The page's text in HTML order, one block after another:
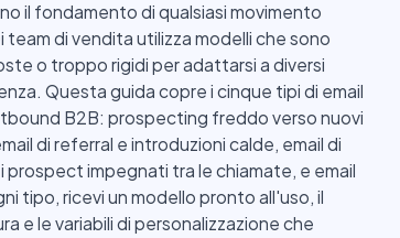
il fondamento di qualsiasi movimento
di vendita utilizza modelli che sono
o troppo rigidi per adattarsi a diversi
Questa guida copre i cinque tipi di email
B2B: prospecting freddo verso nuovi
di referral e introduzioni calde, email di
impegnati tra le chiamate, e email
tipo, ricevi un modello pronto all'uso, il
e le variabili di personalizzazione che